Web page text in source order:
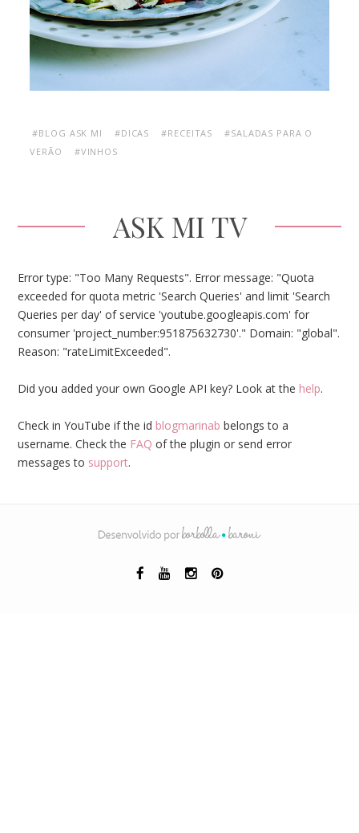
#BLOG ASK MI #DICAS #RECEITAS
#SALADAS PARA O
VERÃO
#VINHOS
ASK MI TV
Error type: "Too Many Requests". Error message: "Quota
exceeded for quota metric 'Search Queries' and limit 'Search
Queries per day' of service 'youtube.googleapis.com' for
consumer 'project_number:951875632730'." Domain: "global".
Reason: "rateLimitExceeded".
Did you added your own Google API key? Look at the help.
Check in YouTube if the id blogmarinab belongs to a
username. Check the FAQ of the plugin or send error
messages to support.